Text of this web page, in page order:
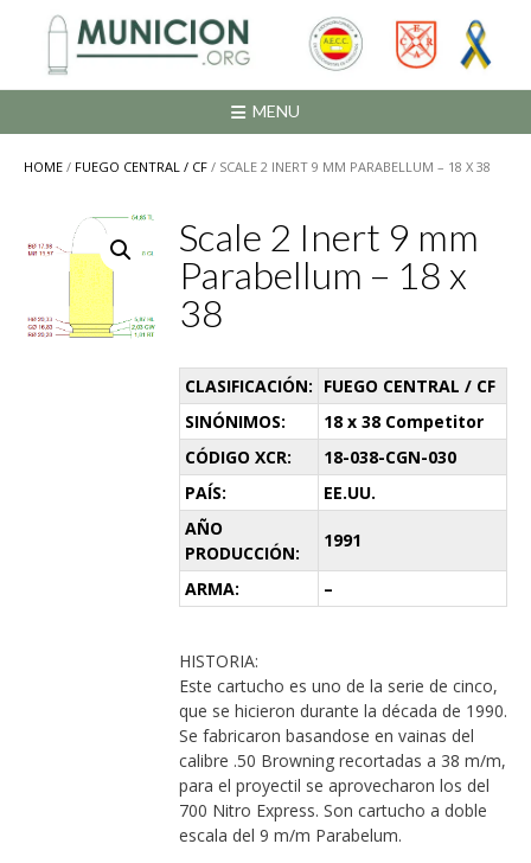
contenido
MENU
HOME / FUEGO CENTRAL / CF / SCALE 2 INERT 9 MM PARABELLUM – 18 X 38
Scale 2 Inert 9 mm
Parabellum – 18 x
38
CLASIFICACIÓN: FUEGO CENTRAL / CF
SINÓNIMOS:
18 x 38 Competitor
CÓDIGO XCR:
18-038-CGN-030
PAÍS:
EE.UU.
AÑO
PRODUCCIÓN:
1991
ARMA: –
HISTORIA:
Este cartucho es uno de la serie de cinco,
que se hicieron durante la década de 1990.
Se fabricaron basandose en vainas del
calibre .50 Browning recortadas a 38 m/m,
para el proyectil se aprovecharon los del
700 Nitro Express. Son cartucho a doble
escala del 9 m/m Parabelum.